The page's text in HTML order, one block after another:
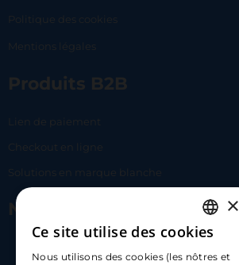
Politique des cookies
Mentions légales
Produits B2B
Lien de paiement
Checkout en ligne
Solutions en marque blanche
Nous contacter
FRENCH
×
Ce site utilise des cookies
Nous utilisons des cookies (les nôtres et